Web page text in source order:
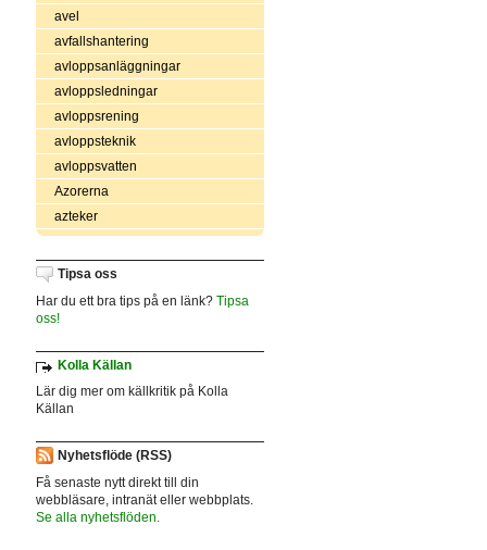
avel
avfallshantering
avloppsanläggningar
avloppsledningar
avloppsrening
avloppsteknik
avloppsvatten
Azorerna
azteker
Tipsa oss
Har du ett bra tips på en länk? Tipsa
oss!
Kolla Källan
Lär dig mer om källkritik på Kolla
Källan
Nyhetsflöde (RSS)
Få senaste nytt direkt till din
webbläsare, intranät eller webbplats.
Se alla nyhetsflöden.